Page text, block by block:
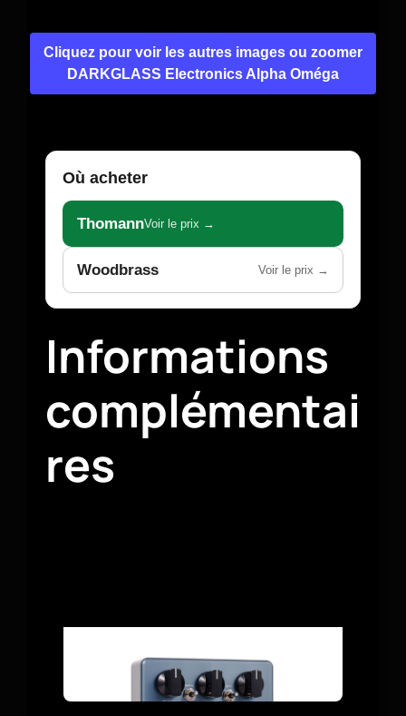
Cliquez pour voir les autres images ou zoomer
DARKGLASS Electronics Alpha Oméga
Où acheter
ThomannVoir le prix →
Woodbrass Voir le prix →
Informations
complémentai
res